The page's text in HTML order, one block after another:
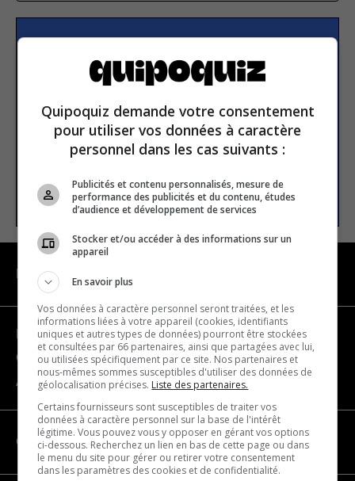
newsletter
Email address
SUBSCRIBE
NAVIGATION
Become a partner
Contact us
About us
CATEGORIES
Quipoquiz demande votre consentement
pour utiliser vos données à caractère
personnel dans les cas suivants :
Publicités et contenu personnalisés, mesure de
performance des publicités et du contenu, études
d’audience et développement de services
Stocker et/ou accéder à des informations sur un
appareil
En savoir plus
Vos données à caractère personnel seront traitées, et les
informations liées à votre appareil (cookies, identifiants
uniques et autres types de données) pourront être stockées
et consultées par 66 partenaires, ainsi que partagées avec lui,
ou utilisées spécifiquement par ce site. Nos partenaires et
nous-mêmes sommes susceptibles d'utiliser des données de
géolocalisation précises. Liste des partenaires.
Certains fournisseurs sont susceptibles de traiter vos
données à caractère personnel sur la base de l'intérêt
légitime. Vous pouvez vous y opposer en gérant vos options
ci-dessous. Recherchez un lien en bas de cette page ou dans
le menu du site pour gérer ou retirer votre consentement
dans les paramètres des cookies et de confidentialité.